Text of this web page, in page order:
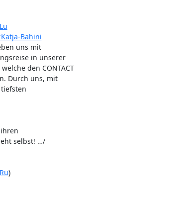
Bahini
uns mit
in unserer
den CONTACT
Durch uns, mit
selbst! …/
)